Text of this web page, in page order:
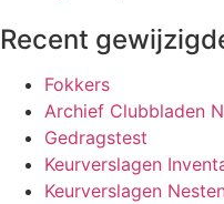
Recent
Fokkers
Archief Clubbladen
Gedragstest
Keurverslagen
Keurverslagen